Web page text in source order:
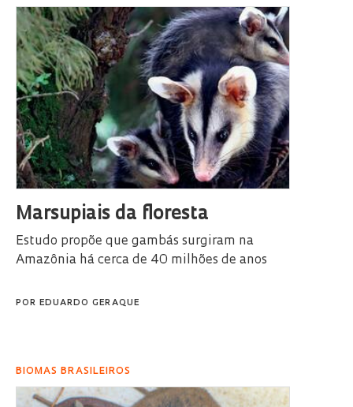
Marsupiais da floresta
Estudo propõe que gambás surgiram na
Amazônia há cerca de 40 milhões de anos
POR EDUARDO GERAQUE
BIOMAS BRASILEIROS